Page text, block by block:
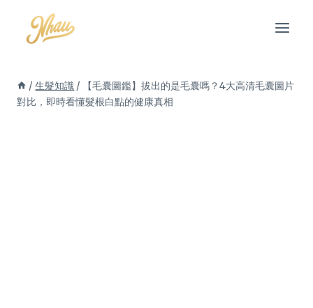
content
/ 生髮知識 /
【毛囊圖鑑】拔出的是毛囊嗎？4大高清毛囊圖片
對比，即時看懂髮根白點的健康真相